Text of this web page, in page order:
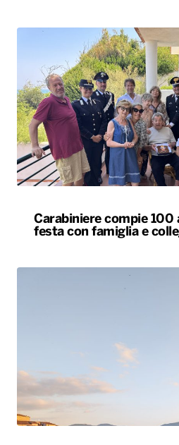
Carabiniere compie 100
festa con famiglia e